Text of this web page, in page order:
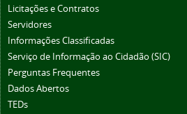
Licitações e Contratos
Servidores
Informações Classificadas
Serviço de Informação ao Cidadão (SIC)
Perguntas Frequentes
Dados Abertos
TEDs